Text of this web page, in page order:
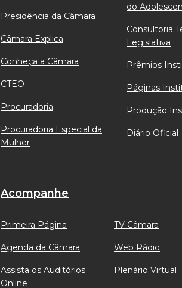
Presidência da Câmara
Câmara Explica
Conheça a Câmara
CTEO
Procuradoria
Procuradoria Especial da
Mulher
do
Consultoria
Legislativa
Prêmios
Páginas
Produção
Diário Oficial
Acompanhe
Primeira Página
Agenda da Câmara
Assista os Auditórios
Online
TV Câmara
Web Rádio
Plenário Virtual